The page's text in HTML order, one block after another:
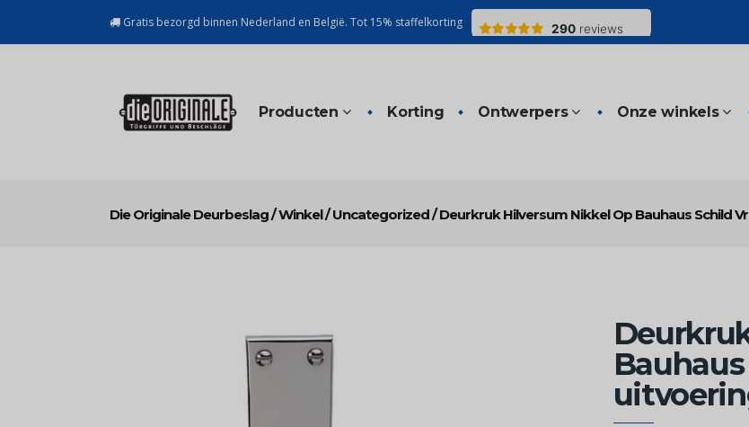
Gratis bezorgd binnen Nederland en België. Tot 15% staffelkorting
Producten Korting Ontwerpers Onze winkels
Die Originale Deurbeslag/Winkel/Uncategorized/Deurkruk Hilversum Nikkel Op Bauhaus Schild